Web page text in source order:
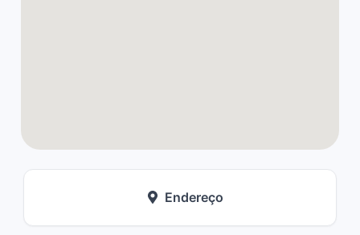
Endereço